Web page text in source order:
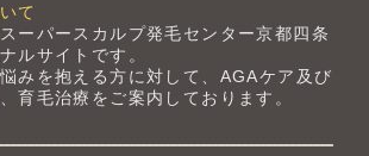
て
ーパースカルプ発毛センター京都四条
ルサイトです。
みを抱える方に対して、AGAケア及び
育毛治療をご案内しております。